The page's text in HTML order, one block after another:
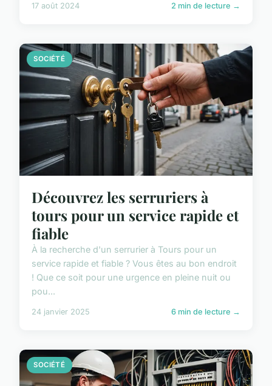
17 août 2024 2 min de lecture →
SOCIÉTÉ
Découvrez les serruriers à
tours pour un service rapide et
fiable
À la recherche d'un serrurier à Tours pour un
service rapide et fiable ? Vous êtes au bon endroit
! Que ce soit pour une urgence en pleine nuit ou
pou...
24 janvier 2025 6 min de lecture →
SOCIÉTÉ